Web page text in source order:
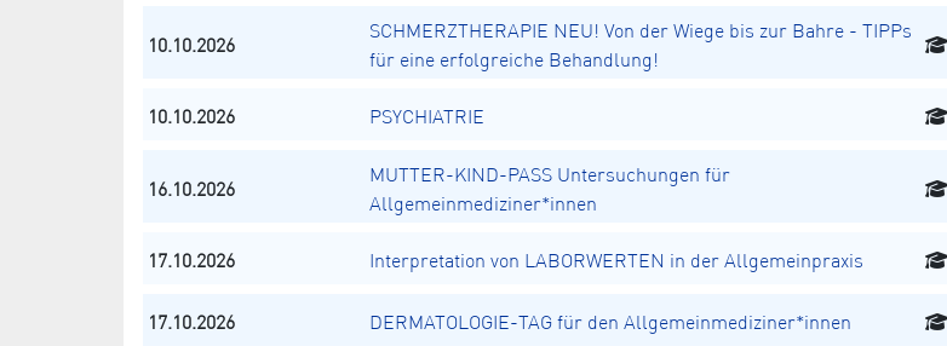
10.10.2026
SCHMERZTHERAPIE NEU! Von der Wiege bis zur Bahre - TIPPs
für eine erfolgreiche Behandlung!
10.10.2026 PSYCHIATRIE
16.10.2026
MUTTER-KIND-PASS Untersuchungen für
Allgemeinmediziner*innen
17.10.2026 Interpretation von LABORWERTEN in der Allgemeinpraxis
17.10.2026 DERMATOLOGIE-TAG für den Allgemeinmediziner*innen